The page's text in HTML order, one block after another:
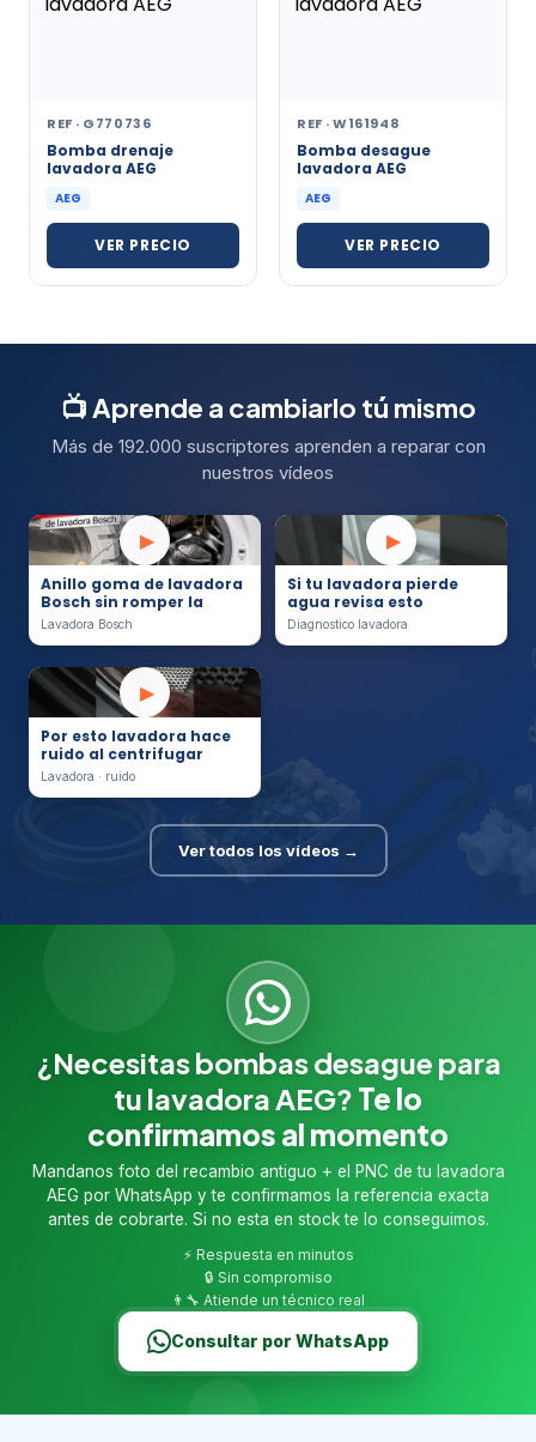
REF · G770736
Bomba drenaje
lavadora AEG
AEG
VER PRECIO
REF · W161948
Bomba desague
lavadora AEG
AEG
VER PRECIO
📺 Aprende a cambiarlo tú mismo
Más de 192.000 suscriptores aprenden a reparar con
nuestros vídeos
▶
Anillo goma de lavadora
Bosch sin romper la
Lavadora Bosch
▶
Si tu lavadora pierde
agua revisa esto
Diagnostico lavadora
▶
Por esto lavadora hace
ruido al centrifugar
Lavadora · ruido
Ver todos los vídeos →
¿Necesitas bombas desague para
tu lavadora AEG? Te lo
confirmamos al momento
Mandanos foto del recambio antiguo + el PNC de tu lavadora
AEG por WhatsApp y te confirmamos la referencia exacta
antes de cobrarte. Si no esta en stock te lo conseguimos.
⚡ Respuesta en minutos
🔒 Sin compromiso
👨‍🔧 Atiende un técnico real
Consultar por WhatsApp